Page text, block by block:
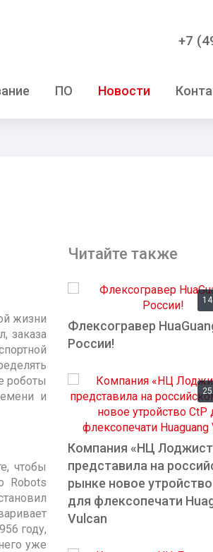
+7
ПО Новости
жизни
заказа
роботы
и
чтобы
Robots
году,
уже
Читайте также
Флексогравер
России!
Компания «НЦ
представила на
рынке новое
для флексопечати
Vulcan